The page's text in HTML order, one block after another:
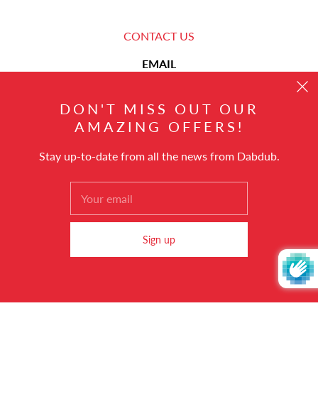
CONTACT US
EMAIL
hello@dabdub.com
العربية
DON'T MISS OUT OUR
AMAZING OFFERS!
Stay up-to-date from all the news from Dabdub.